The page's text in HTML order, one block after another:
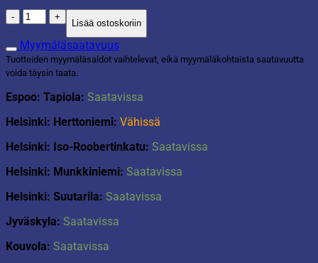
Kynttilä
petrooli
määrä
Lisää ostoskoriin
Myymäläsaatavuus
Tuotteiden myymäläsaldot vaihtelevat, eikä myymäläkohtaista saatavuutta
voida täysin taata.
Espoo: Tapiola: Saatavissa
Helsinki: Herttoniemi: Vähissä
Helsinki: Iso-Roobertinkatu: Saatavissa
Helsinki: Munkkiniemi: Saatavissa
Helsinki: Suutarila: Saatavissa
Jyväskyla: Saatavissa
Kouvola: Saatavissa